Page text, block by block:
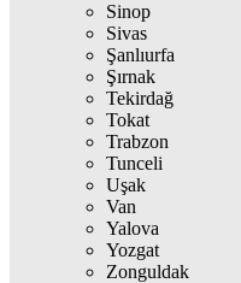
Sinop
Sivas
Şanlıurfa
Şırnak
Tekirdağ
Tokat
Trabzon
Tunceli
Uşak
Van
Yalova
Yozgat
Zonguldak